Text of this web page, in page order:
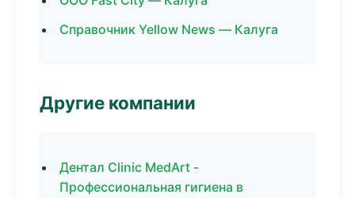
Справочник Yellow News — Калуга
Другие компании
Дентал Clinic MedArt -
Профессиональная гигиена в